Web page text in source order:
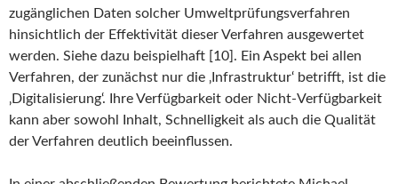
zugänglichen Daten solcher Umweltprüfungsverfahren
hinsichtlich der Effektivität dieser Verfahren ausgewertet
werden. Siehe dazu beispielhaft [10]. Ein Aspekt bei allen
Verfahren, der zunächst nur die ‚Infrastruktur‘ betrifft, ist die
‚Digitalisierung‘. Ihre Verfügbarkeit oder Nicht-Verfügbarkeit
kann aber sowohl Inhalt, Schnelligkeit als auch die Qualität
der Verfahren deutlich beeinflussen.